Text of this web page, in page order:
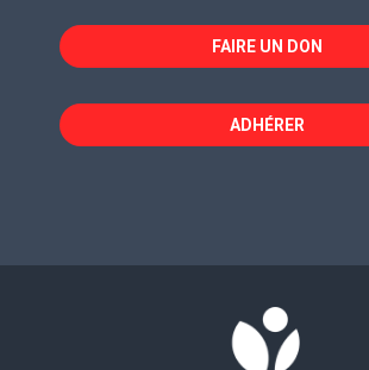
FAIRE UN DON
ADHÉRER